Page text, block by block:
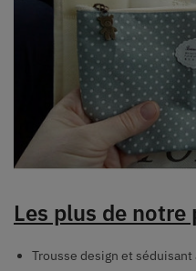
Les plus de notre
Trousse design et